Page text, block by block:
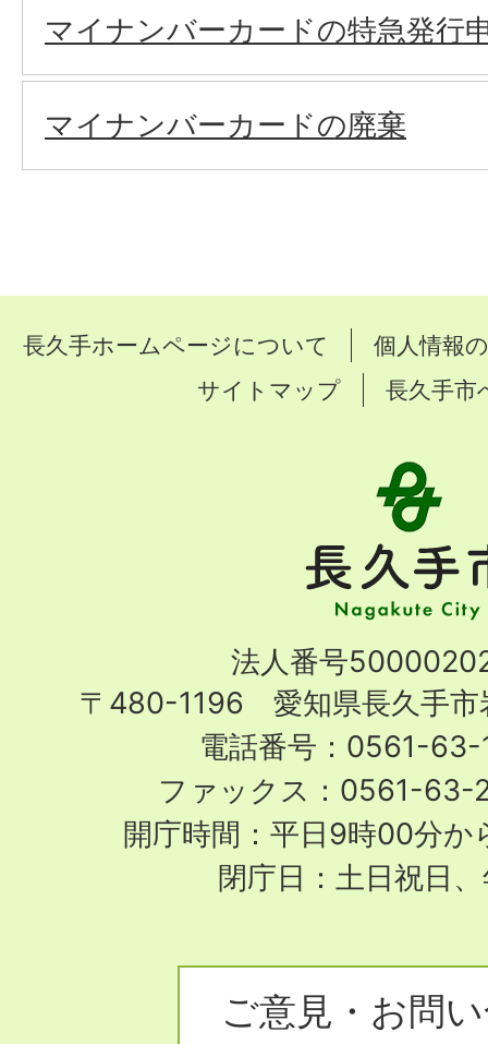
マイナンバーカードの特急発行
マイナンバーカードの廃棄
長久手ホームページについて
個人情報
サイトマップ
長久手市
手
市
City
法人番号
〒480-1196 愛知県長久手市
電話番号：0561-63-
ファックス：0561-63-
開庁時間：平日9時00分か
閉庁日：土日祝日
ご意見・お問